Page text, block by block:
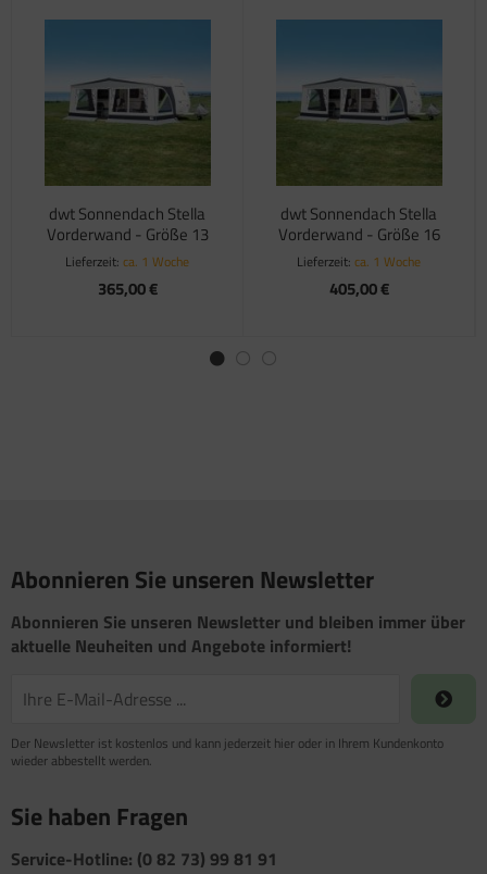
dwt Sonnendach Stella
Vorderwand - Größe 13
Lieferzeit: ca. 1 Woche
365,00 €
dwt Sonnendach Stella
Vorderwand - Größe 16
Lieferzeit: ca. 1 Woche
405,00 €
Abonnieren Sie unseren Newsletter
Abonnieren Sie unseren Newsletter und bleiben immer über
aktuelle Neuheiten und Angebote informiert!
Der Newsletter ist kostenlos und kann jederzeit hier oder in Ihrem Kundenkonto
wieder abbestellt werden.
Sie haben Fragen
Service-Hotline: (0 82 73) 99 81 91